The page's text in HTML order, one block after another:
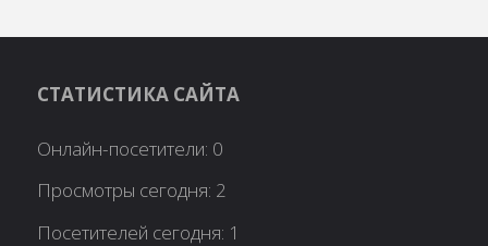
СТАТИСТИКА САЙТА
Онлайн-посетители: 0
Просмотры сегодня: 2
Посетителей сегодня: 1